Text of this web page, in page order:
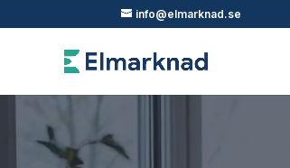
info@elmarknad.se